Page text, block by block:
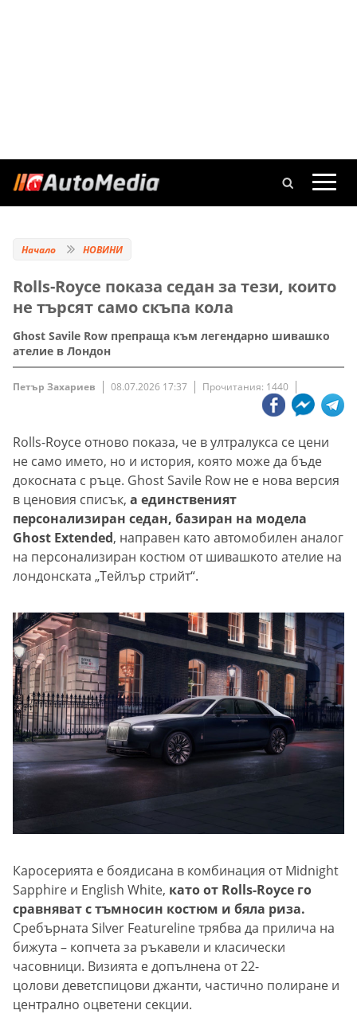
Начало НОВИНИ
Rolls-Royce показа седан за тези, които
не търсят само скъпа кола
Ghost Savile Row препраща към легендарно шивашко
ателие в Лондон
Петър Захариев 08.07.2026 17:37 Прочитания: 1440
Rolls-Royce отново показа, че в ултралукса се цени
не само името, но и история, която може да бъде
докосната с ръце. Ghost Savile Row не е нова версия
в ценовия списък, а единственият
персонализиран седан, базиран на модела
Ghost Extended, направен като автомобилен аналог
на персонализиран костюм от шивашкото ателие на
лондонската „Тейлър стрийт“.
Каросерията е боядисана в комбинация от Midnight
Sapphire и English White, като от Rolls-Royce го
сравняват с тъмносин костюм и бяла риза.
Сребърната Silver Featureline трябва да прилича на
бижута – копчета за ръкавели и класически
часовници. Визията е допълнена от 22-
цолови деветспицови джанти, частично полиране и
централно оцветени секции.